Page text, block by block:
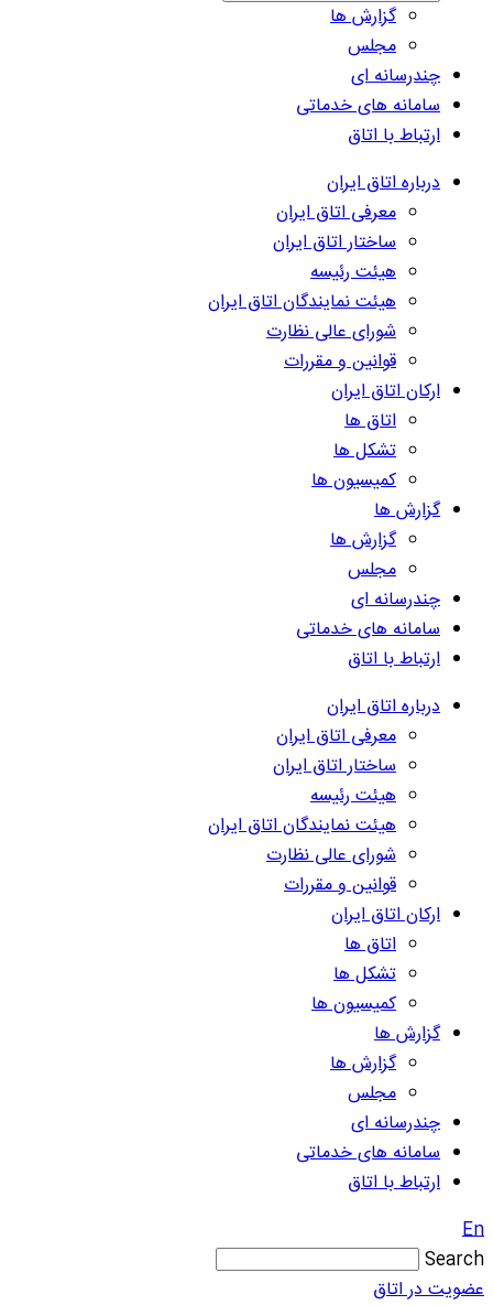
گزارش ها
مجلس
چندرسانه ای
سامانه های خدماتی
ارتباط با اتاق
درباره اتاق ایران
معرفی اتاق ایران
ساختار اتاق ایران
هیئت رئیسه
هیئت نمایندگان اتاق ایران
شورای عالی نظارت
قوانین و مقررات
ارکان اتاق ایران
اتاق ها
تشکل ها
کمیسیون ها
گزارش ها
گزارش ها
مجلس
چندرسانه ای
سامانه های خدماتی
ارتباط با اتاق
درباره اتاق ایران
معرفی اتاق ایران
ساختار اتاق ایران
هیئت رئیسه
هیئت نمایندگان اتاق ایران
شورای عالی نظارت
قوانین و مقررات
ارکان اتاق ایران
اتاق ها
تشکل ها
کمیسیون ها
گزارش ها
گزارش ها
مجلس
چندرسانه ای
سامانه های خدماتی
ارتباط با اتاق
En
Search
عضویت در اتاق